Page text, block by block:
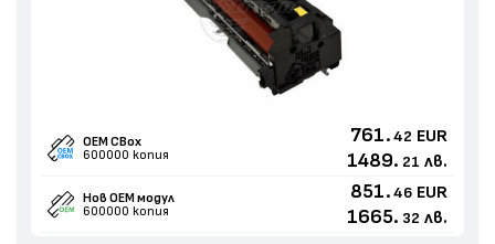
OEM CBox
600000 копия
761. 42 EUR
1489. 21 лв.
Нов ОЕМ модул
600000 копия
851. 46 EUR
1665. 32 лв.